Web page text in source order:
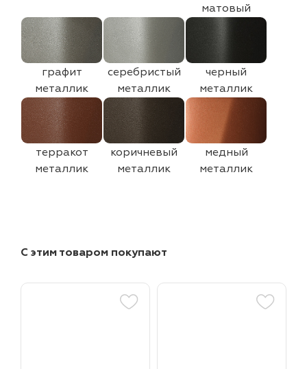
матовый
графит
металлик
серебристый
металлик
черный
металлик
терракот
металлик
коричневый
металлик
медный
металлик
С этим товаром покупают